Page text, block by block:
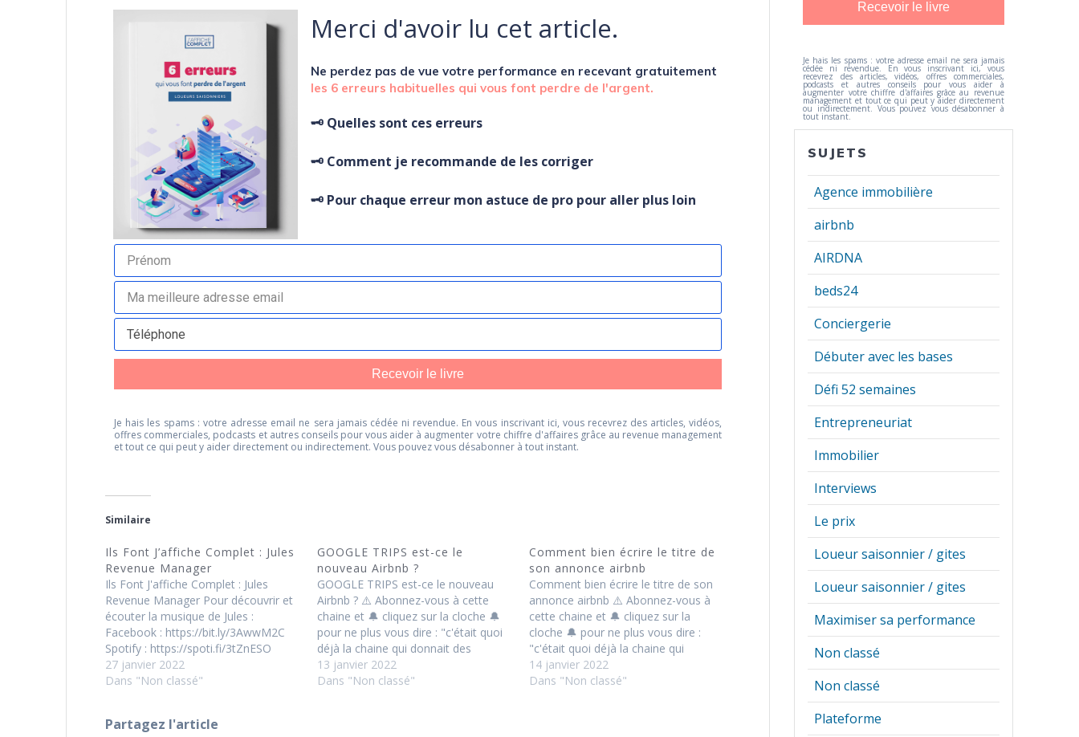
Merci d'avoir lu cet article.
Ne perdez pas de vue votre performance en recevant gratuitement
les 6 erreurs habituelles qui vous font perdre de l'argent.
🗝️ Quelles sont ces erreurs
🗝️ Comment je recommande de les corriger
🗝️ Pour chaque erreur mon astuce de pro pour aller plus loin
Recevoir le livre
Je hais les spams : votre adresse email ne sera jamais cédée ni revendue. En vous inscrivant ici, vous recevrez des articles, vidéos,
offres commerciales, podcasts et autres conseils pour vous aider à augmenter votre chiffre d'affaires grâce au revenue management
et tout ce qui peut y aider directement ou indirectement. Vous pouvez vous désabonner à tout instant.
Similaire
Ils Font J’affiche Complet : Jules
Revenue Manager
Ils Font J'affiche Complet : Jules
Revenue Manager Pour découvrir et
écouter la musique de Jules :
Facebook : https://bit.ly/3AwwM2C
Spotify : https://spoti.fi/3tZnESO
Deezer : https://bit.ly/32z2rnv ⚠️
Abonnez-vous à cette chaine et 🔔
qui…
27 janvier 2022
Dans "Non classé"
GOOGLE TRIPS est-ce le
nouveau Airbnb ?
GOOGLE TRIPS est-ce le nouveau
Airbnb ? ⚠️ Abonnez-vous à cette
chaine et 🔔 cliquez sur la cloche 🔔
pour ne plus vous dire : "c'était quoi
déjà la chaine qui donnait des
bonnes idées sur les prix ?"
https://bit.ly/2OLq0lx 💯 Ressources
13 janvier 2022
Dans "Non classé"
Comment bien écrire le titre de
son annonce airbnb
Comment bien écrire le titre de son
annonce airbnb ⚠️ Abonnez-vous à
cette chaine et 🔔 cliquez sur la
cloche 🔔 pour ne plus vous dire :
"c'était quoi déjà la chaine qui
donnait des bonnes idées sur les prix
?" https://bit.ly/2OLq0lx 💯
14 janvier 2022
Dans "Non classé"
Partagez l'article
Recevoir le livre
Je hais les spams : votre adresse email ne sera jamais
cédée ni revendue. En vous inscrivant ici, vous
recevrez des articles, vidéos, offres commerciales,
podcasts et autres conseils pour vous aider à
augmenter votre chiffre d'affaires grâce au revenue
management et tout ce qui peut y aider directement
ou indirectement. Vous pouvez vous désabonner à
tout instant.
SUJETS
Agence immobilière
airbnb
AIRDNA
beds24
Conciergerie
Débuter avec les bases
Défi 52 semaines
Entrepreneuriat
Immobilier
Interviews
Le prix
Loueur saisonnier / gites
Loueur saisonnier / gites
Maximiser sa performance
Non classé
Non classé
Plateforme
Bienvenue sur J'affiche Complet
Pour votre activité d'hébergement touristique, vous y apprendrez
- Réaliser un pricing différencié quivous rapporte de l'argent